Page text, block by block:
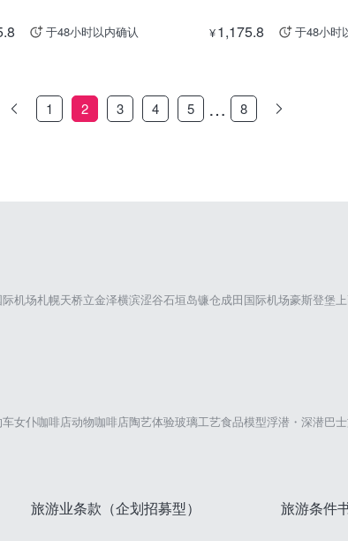
于48小时以内确认 ¥1,175.8 于48小时
1 2 3 4 5 … 8
机场札幌天桥立金泽横滨涩谷石垣岛镰仓成田国际机场豪斯登堡
女仆咖啡店动物咖啡店陶艺体验玻璃工艺食品模型浮潜・深潜巴
旅游业条款（企划招募型） 旅游条件